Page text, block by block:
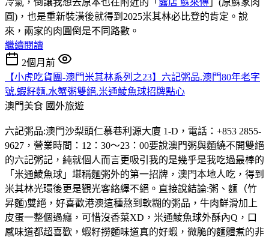
圓)，也是重新裝潢後就得到2025米其林必比登的肯定。說
來，兩家的肉圓倒是不同路數。
繼續閱讀
2個月前
【小虎吃貨團-澳門米其林系列之23】六記粥品.澳門80年老字
號.蝦籽麵.水蟹粥雙絕.米通鯪魚球招牌點心
澳門美食 國外旅遊
六記粥品:澳門沙梨頭仁慕巷利源大廈 1-D，電話：+853 2855-
9627，營業時間：12：30～23：00要說澳門粥與麵繞不開雙絕
的六記粥記，純就個人而言更吸引我的是幾乎是我吃過最棒的
「米通鯪魚球」堪稱麵粥外的第一招牌，澳門本地人吃，得到
米其林光環後更是觀光客絡繹不絕。直接說結論:粥、麵（竹
昇麵)雙絕，好喜歡港澳這種熬到軟糊的粥品，牛肉鮮滑加上
皮蛋一整個過癮，可惜沒香菜XD，米通鯪魚球外酥內Q，口
感味道都超喜歡，蝦籽撈麵味道真的好蝦，微脆的麵體煮的非